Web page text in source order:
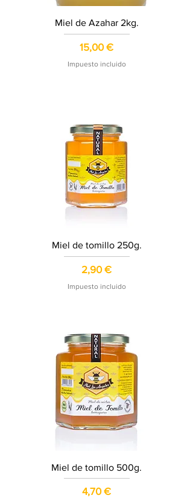
Miel de Azahar 2kg.
Precio
15,00 €
Impuesto incluido
Miel de tomillo 250g.
Precio
2,90 €
Impuesto incluido
Miel de tomillo 500g.
Precio
4,70 €